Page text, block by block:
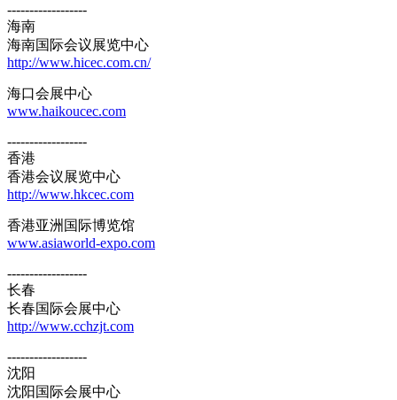
------------------
海南
海南国际会议展览中心
http://www.hicec.com.cn/
海口会展中心
www.haikoucec.com
------------------
香港
香港会议展览中心
http://www.hkcec.com
香港亚洲国际博览馆
www.asiaworld-expo.com
------------------
长春
长春国际会展中心
http://www.cchzjt.com
------------------
沈阳
沈阳国际会展中心